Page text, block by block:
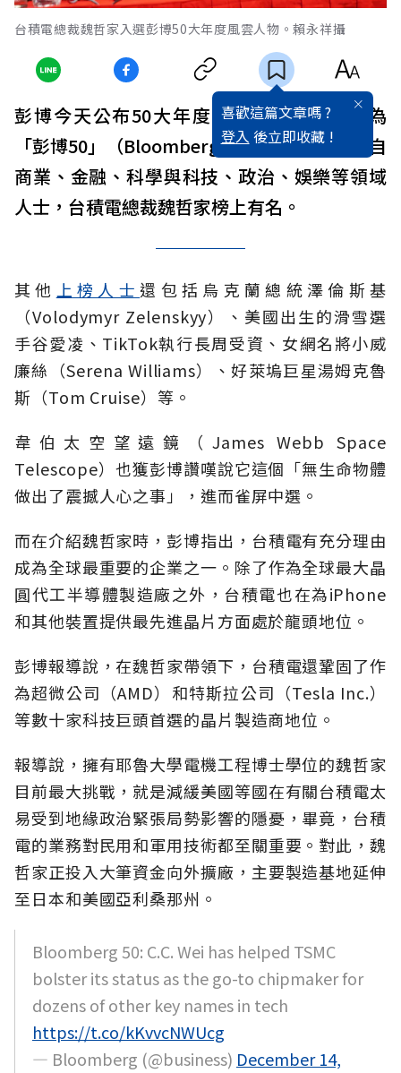
台積電總裁魏哲家入選彭博50大年度風雲人物。賴永祥攝
喜歡這篇文章嗎 ?
登入 後立即收藏 !
彭博今天公布50大年度風雲人物，這項名為
「彭博50」（Bloomberg 50）的名單涵蓋來自
商業、金融、科學與科技、政治、娛樂等領域
人士，台積電總裁魏哲家榜上有名。
其他 上榜人士 還包括烏克蘭總統澤倫斯基
（Volodymyr Zelenskyy）、美國出生的滑雪選
手谷愛凌、TikTok執行長周受資、女網名將小威
廉絲（Serena Williams）、好萊塢巨星湯姆克魯
斯（Tom Cruise）等。
韋伯太空望遠鏡（James Webb Space
Telescope）也獲彭博讚嘆說它這個「無生命物體
做出了震撼人心之事」，進而雀屏中選。
而在介紹魏哲家時，彭博指出，台積電有充分理由
成為全球最重要的企業之一。除了作為全球最大晶
圓代工半導體製造廠之外，台積電也在為iPhone
和其他裝置提供最先進晶片方面處於龍頭地位。
彭博報導說，在魏哲家帶領下，台積電還鞏固了作
為超微公司（AMD）和特斯拉公司（Tesla Inc.）
等數十家科技巨頭首選的晶片製造商地位。
報導說，擁有耶魯大學電機工程博士學位的魏哲家
目前最大挑戰，就是減緩美國等國在有關台積電太
易受到地緣政治緊張局勢影響的隱憂，畢竟，台積
電的業務對民用和軍用技術都至關重要。對此，魏
哲家正投入大筆資金向外擴廠，主要製造基地延伸
至日本和美國亞利桑那州。
Bloomberg 50: C.C. Wei has helped TSMC
bolster its status as the go-to chipmaker for
dozens of other key names in tech
https://t.co/kKvvcNWUcg
— Bloomberg (@business) December 14,